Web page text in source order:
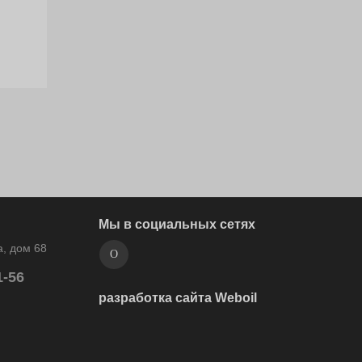
дом 68
56
Мы в социальных сетях
разработка сайта Weboil